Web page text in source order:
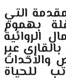
التي
بهموم
الروائية
عبر
والأحداث
للحياة